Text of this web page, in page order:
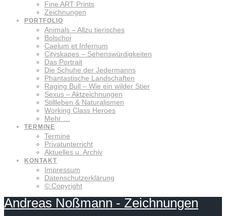
Fine ART Prints
Zeichnungen
PORTFOLIO
Animals – Allzu tierisches
Bolschoi
Caelum et Infernum
Cityskapes – Sehenswürdigkeiten
Das Portrait
Die Schuhe der Jedermanns
Phantastische Landschaften
Raging Bull – Wie ein wilder Stier
Sexus – Aktzeichnungen
Stillleben & Naturalismen
Working Class Heroes
Mehr …
TERMINE
Termine
Privatunterricht
Aktuelles u. Archiv
KONTAKT
Impressum
Datenschutzerklärung
© Copyright
Andreas Noßmann - Zeichnungen